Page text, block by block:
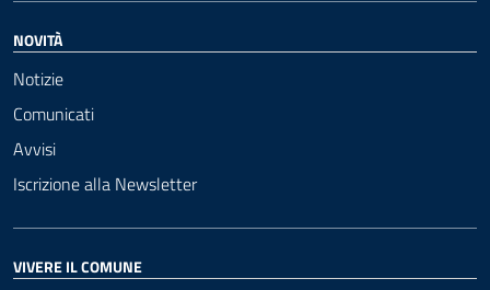
NOVITÀ
Notizie
Comunicati
Avvisi
Iscrizione alla Newsletter
VIVERE IL COMUNE